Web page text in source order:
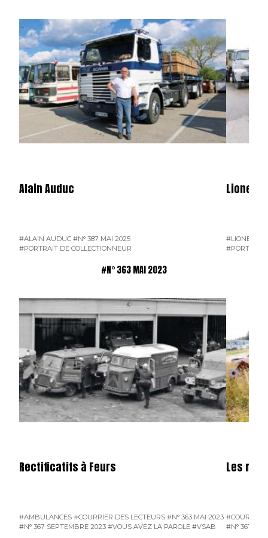
Alain Auduc
#ALAIN AUDUC #N° 387 MAI 2025
#PORTRAIT DE COLLECTIONNEUR
Lionel
#LIONEL
#PORTRAIT
#N° 363 MAI 2023
Rectificatifs à Feurs
#AMBULANCES #COURRIER DES LECTEURS #N° 363 MAI 2023
#N° 367 SEPTEMBRE 2023 #VOUS AVEZ LA PAROLE #VSAB
Les
#COURRIER
#N° 367